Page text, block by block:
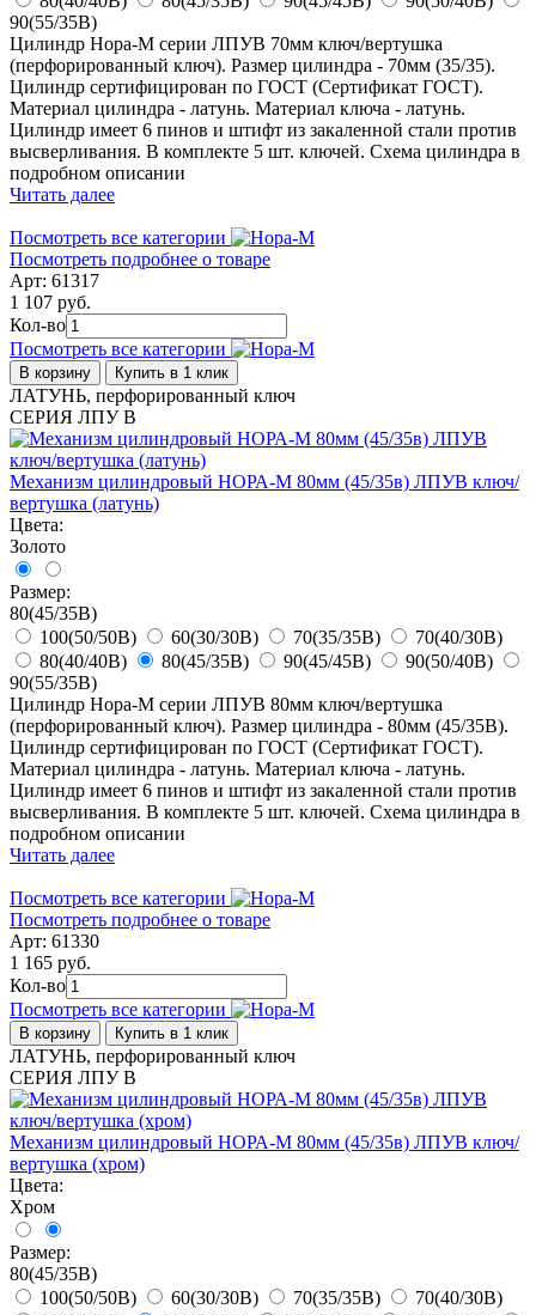
90(55/35В)
Цилиндр Нора-М серии ЛПУВ 70мм ключ/вертушка
(перфорированный ключ). Размер цилиндра - 70мм (35/35).
Цилиндр сертифицирован по ГОСТ (Сертификат ГОСТ).
Материал цилиндра - латунь. Материал ключа - латунь.
Цилиндр имеет 6 пинов и штифт из закаленной стали против
высверливания. В комплекте 5 шт. ключей. Схема цилиндра в
подробном описании
Читать далее
Посмотреть все категории
Посмотреть подробнее о товаре
Арт: 61317
1 107 руб.
Кол-во
Посмотреть все категории
В корзину Купить в 1 клик
ЛАТУНЬ, перфорированный ключ
СЕРИЯ ЛПУ В
Механизм цилиндровый НОРА-М 80мм (45/35в) ЛПУВ ключ/
вертушка (латунь)
Цвета:
Золото
Размер:
80(45/35В)
100(50/50В)
60(30/30В) 70(35/35В)
70(40/30В)
80(40/40В)
80(45/35В) 90(45/45В)
90(50/40В)
90(55/35В)
Цилиндр Нора-М серии ЛПУВ 80мм ключ/вертушка
(перфорированный ключ). Размер цилиндра - 80мм (45/35В).
Цилиндр сертифицирован по ГОСТ (Сертификат ГОСТ).
Материал цилиндра - латунь. Материал ключа - латунь.
Цилиндр имеет 6 пинов и штифт из закаленной стали против
высверливания. В комплекте 5 шт. ключей. Схема цилиндра в
подробном описании
Читать далее
Посмотреть все категории
Посмотреть подробнее о товаре
Арт: 61330
1 165 руб.
Кол-во
Посмотреть все категории
В корзину Купить в 1 клик
ЛАТУНЬ, перфорированный ключ
СЕРИЯ ЛПУ В
Механизм цилиндровый НОРА-М 80мм (45/35в) ЛПУВ ключ/
вертушка (хром)
Цвета:
Хром
Размер:
80(45/35В)
100(50/50В)
60(30/30В) 70(35/35В)
70(40/30В)